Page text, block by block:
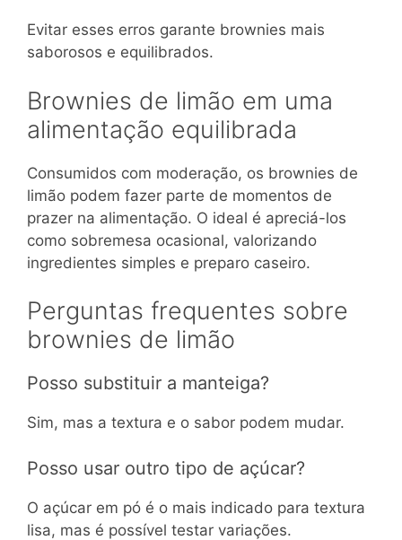
Evitar esses erros garante brownies mais
saborosos e equilibrados.
Brownies de limão em uma
alimentação equilibrada
Consumidos com moderação, os brownies de
limão podem fazer parte de momentos de
prazer na alimentação. O ideal é apreciá-los
como sobremesa ocasional, valorizando
ingredientes simples e preparo caseiro.
Perguntas frequentes sobre
brownies de limão
Posso substituir a manteiga?
Sim, mas a textura e o sabor podem mudar.
Posso usar outro tipo de açúcar?
O açúcar em pó é o mais indicado para textura
lisa, mas é possível testar variações.